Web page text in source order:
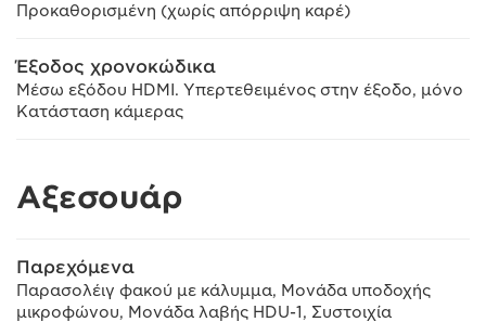
Προκαθορισμένη (χωρίς απόρριψη καρέ)
Έξοδος χρονοκώδικα
Μέσω εξόδου HDMI. Υπερτεθειμένος στην έξοδο, μόνο
Κατάσταση κάμερας
Αξεσουάρ
Παρεχόμενα
Παρασολέιγ φακού με κάλυμμα, Μονάδα υποδοχής
μικροφώνου, Μονάδα λαβής HDU-1, Συστοιχία